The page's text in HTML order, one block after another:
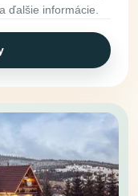
ďalšie informácie.